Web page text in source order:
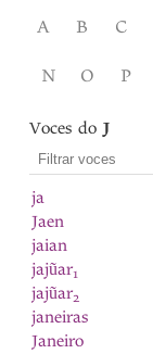
A B C
N O P
Voces doJ
ja
Jaen
jaian
jajũar1
jajũar2
janeiras
Janeiro